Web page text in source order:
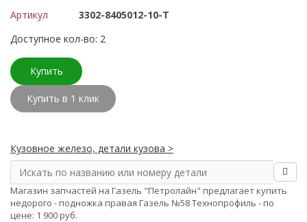
Артикул
3302-8405012-10-T
Доступное кол-во: 2
Купить
Купить в 1 клик
Кузовное железо, детали кузова >
Магазин запчастей на Газель "Петролайн" предлагает купить
недорого - подножка правая Газель №58 Технопрофиль - по
цене: 1 900 руб.